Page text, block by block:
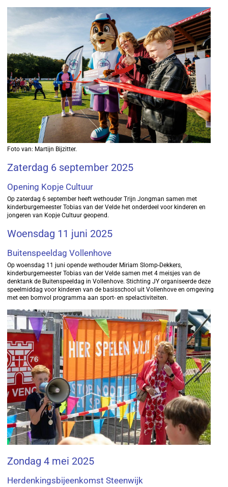
Foto van: Martijn Bijzitter.
Zaterdag 6 september 2025
Opening Kopje Cultuur
Op zaterdag 6 september heeft wethouder Trijn Jongman samen met
kinderburgemeester Tobias van der Velde het onderdeel voor kinderen en
jongeren van Kopje Cultuur geopend.
Woensdag 11 juni 2025
Buitenspeeldag Vollenhove
Op woensdag 11 juni opende wethouder Miriam Slomp-Dekkers,
kinderburgemeester Tobias van der Velde samen met 4 meisjes van de
denktank de Buitenspeeldag in Vollenhove. Stichting JY organiseerde deze
speelmiddag voor kinderen van de basisschool uit Vollenhove en omgeving
met een bomvol programma aan sport- en spelactiviteiten.
Zondag 4 mei 2025
Herdenkingsbijeenkomst Steenwijk